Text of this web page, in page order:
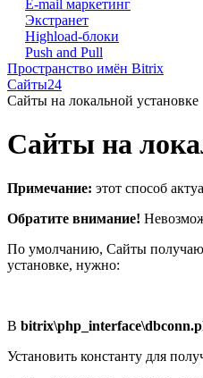
E-mail маркетинг
Экстранет
Highload-блоки
Push and Pull
Пространство имён Bitrix
Сайты24
Сайты на локальной установке
Сайты на
Примечание: этот способ
Обратите внимание!
По умолчанию, Сайты
установке, нужно:
В
Установить константу для